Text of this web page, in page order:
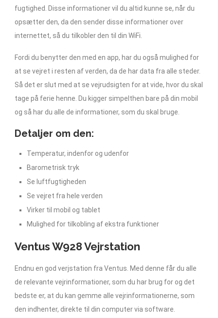
fugtighed. Disse informationer vil du altid kunne se, når du
opsætter den, da den sender disse informationer over
internettet, så du tilkobler den til din WiFi.
Fordi du benytter den med en app, har du også mulighed for
at se vejret i resten af verden, da de har data fra alle steder.
Så det er slut med at se vejrudsigten for at vide, hvor du skal
tage på ferie henne. Du kigger simpelthen bare på din mobil
og så har du alle de informationer, som du skal bruge.
Detaljer om den:
Temperatur, indenfor og udenfor
Barometrisk tryk
Se luftfugtigheden
Se vejret fra hele verden
Virker til mobil og tablet
Mulighed for tilkobling af ekstra funktioner
Ventus W928 Vejrstation
Endnu en god verjstation fra Ventus. Med denne får du alle
de relevante vejrinformationer, som du har brug for og det
bedste er, at du kan gemme alle vejrinformationerne, som
den indhenter, direkte til din computer via software.